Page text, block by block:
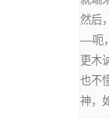
然后
——呃
更木
也不